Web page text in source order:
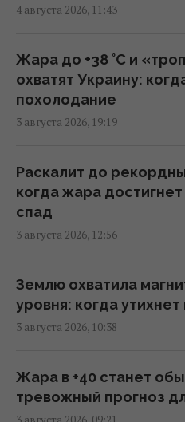
России возросло на
10:47 четверг, 06 августа 2026
Вместо расширения
новый союз
09:29 четверг, 06 августа 2026
Трамп "наехал" на
08:58 четверг, 06 августа 2026
Разведка США
06:48 четверг, 06 августа 2026
4 августа 2026, 11:43
Жара до +38 °С и
охватят Украину:
похолодание
3 августа 2026, 19:19
Раскалит до
когда жара
спад
3 августа 2026, 12:56
Землю охватила
уровня: когда
3 августа 2026, 10:38
Жара в +40 станет
тревожный прогноз